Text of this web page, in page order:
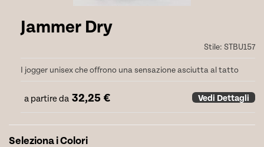
Jammer Dry
Stile: STBU157
I jogger unisex che offrono una sensazione asciutta al tatto
a partire da 32,25 € Vedi Dettagli
Seleziona i Colori